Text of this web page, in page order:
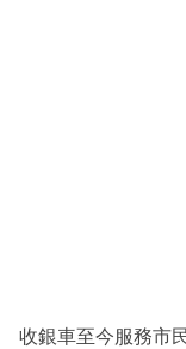
收銀車至今服務市